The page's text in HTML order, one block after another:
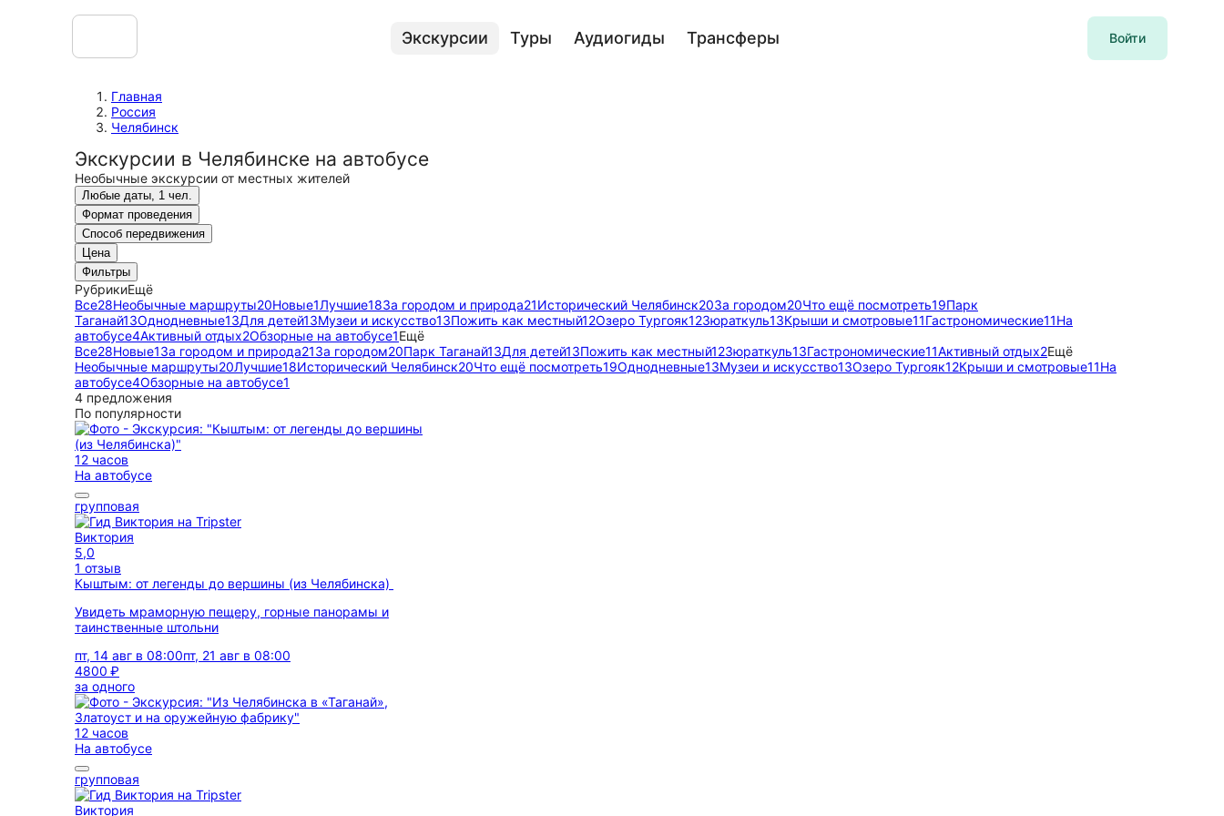
Экскурсии Туры Аудиогиды Трансферы Войти
Главная
Россия
Челябинск
Экскурсии в Челябинске на автобусе
Необычные экскурсии от местных жителей
Любые даты, 1 чел.
Формат проведения
Способ передвижения
Цена
Фильтры
РубрикиЕщё
Все28Необычные маршруты20Новые1Лучшие18За городом и природа21Исторический Челябинск20За городом20Что ещё посмотреть19Парк
Таганай13Однодневные13Для детей13Музеи и искусство13Пожить как местный12Озеро Тургояк12Зюраткуль13Крыши и смотровые11Гастрономические11На
автобусе4Активный отдых2Обзорные на автобусе1Ещё
Все28Новые1За городом и природа21За городом20Парк Таганай13Для детей13Пожить как местный12Зюраткуль13Гастрономические11Активный отдых2Ещё
Необычные маршруты20Лучшие18Исторический Челябинск20Что ещё посмотреть19Однодневные13Музеи и искусство13Озеро Тургояк12Крыши и смотровые11На
автобусе4Обзорные на автобусе1
4 предложения
По популярности
12 часов
На автобусе
групповая
Виктория
5,0
1 отзыв
Кыштым: от легенды до вершины (из Челябинска)
Увидеть мраморную пещеру, горные панорамы и
таинственные штольни
пт, 14 авг в 08:00пт, 21 авг в 08:00
4800 ₽
за одного
12 часов
На автобусе
групповая
Виктория